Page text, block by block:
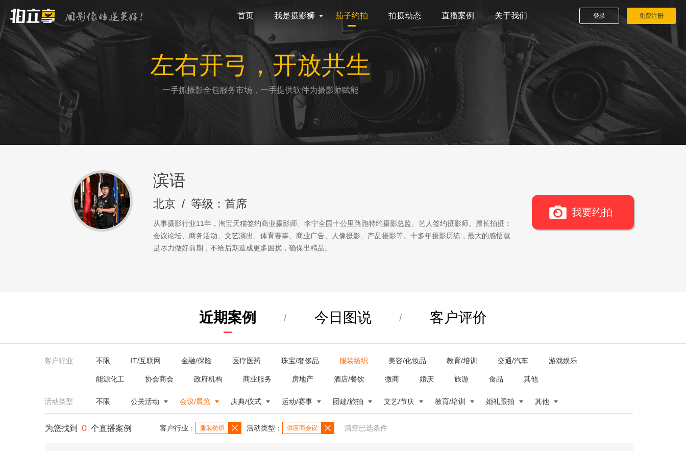
首页 我是摄影狮 茄子约拍 拍摄动态 直播案例 关于我们 登录 免费注册
左右开弓，开放共生
一手抓摄影全包服务市场，一手提供软件为摄影师赋能
滨语
北京 / 等级：首席
从事摄影行业11年，淘宝天猫签约商业摄影师、李宁全国十公里路跑特约摄影总监、艺人签约摄影师。擅长拍摄：
会议论坛、商务活动、文艺演出、体育赛事、商业广告、人像摄影、产品摄影等。十多年摄影历练，最大的感悟就
是尽力做好前期，不给后期造成更多困扰，确保出精品。
我要约拍
近期案例 / 今日图说 / 客户评价
客户行业 不限 IT/互联网 金融/保险 医疗医药 珠宝/奢侈品 服装纺织 美容/化妆品 教育/培训 交通/汽车 游戏娱乐
能源化工 协会商会 政府机构 商业服务 房地产 酒店/餐饮 微商 婚庆 旅游 食品 其他
活动类型 不限 公关活动 会议/展览 庆典/仪式 运动/赛事 团建/旅拍 文艺/节庆 教育/培训 婚礼跟拍 其他
为您找到 0 个直播案例 客户行业： 服装纺织 活动类型： 供应商会议 清空已选条件